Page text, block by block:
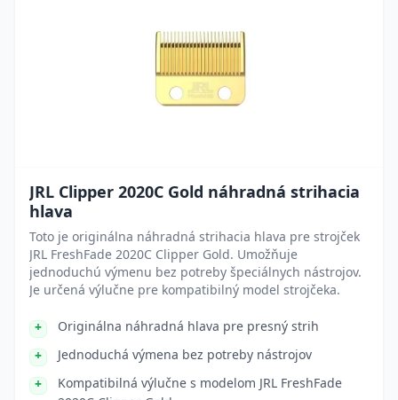
JRL Clipper 2020C Gold náhradná strihacia
hlava
Toto je originálna náhradná strihacia hlava pre strojček
JRL FreshFade 2020C Clipper Gold. Umožňuje
jednoduchú výmenu bez potreby špeciálnych nástrojov.
Je určená výlučne pre kompatibilný model strojčeka.
Originálna náhradná hlava pre presný strih
Jednoduchá výmena bez potreby nástrojov
Kompatibilná výlučne s modelom JRL FreshFade